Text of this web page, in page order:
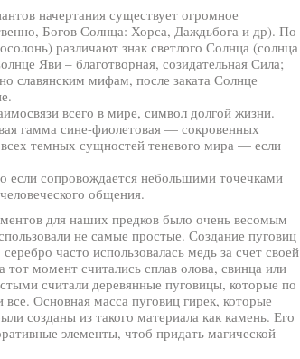
начертания существует огромное
Богов Солнца: Хорса, Даждьбога и др). По
различают знак светлого Солнца (солнца
Яви – благотворная, созидательная Сила;
славянским мифам, после заката Солнце
всего в мире, символ долгой жизни.
гамма сине-фиолетовая — сокровенных
темных сущностей теневого мира — если
если сопровождается небольшими точечками
общения.
для наших предков было очень весомым
не самые простые. Создание пуговиц
часто использовалась медь за счет своей
момент считались сплав олова, свинца или
считали деревянные пуговицы, которые по
Основная масса пуговиц гирек, которые
созданы из такого материала как камень. Его
элементы, чтоб придать магической